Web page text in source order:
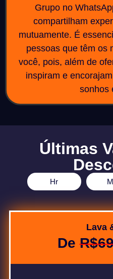
Grupo no
compartilham
mutuamente. É
pessoas que têm os
você, pois, além de
inspiram e
sonhos
Últimas
Hr
Lava
De